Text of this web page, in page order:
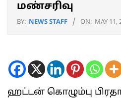
மண்சரிவு
BY: NEWS STAFF ON: MAY 11,
ஹட்டன் கொழும்பு